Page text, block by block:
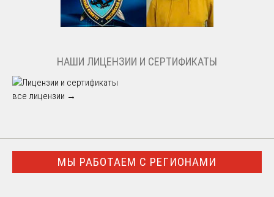
НАШИ ЛИЦЕНЗИИ И СЕРТИФИКАТЫ
все лицензии →
МЫ РАБОТАЕМ С РЕГИОНАМИ